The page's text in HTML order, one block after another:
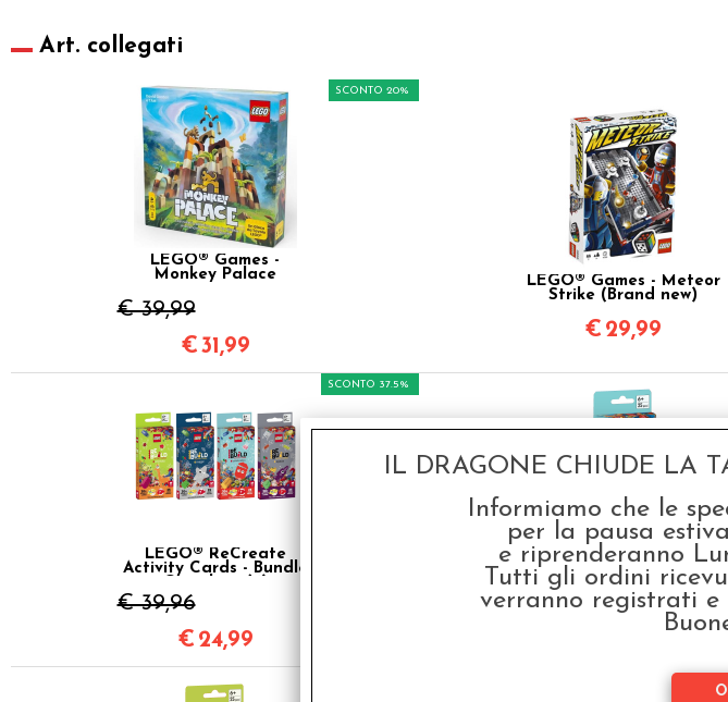
Art. collegati
LEGO® Games -
Monkey Palace
€ 39,99
SCONTO 20%
€31,99
LEGO® Games - Meteor
Strike (Brand new)
€ 29,99
LEGO® ReCreate
Activity Cards - Bundle
€ 39,96
SCONTO 37.5%
€ 24,99
LEGO® ReCreate
Activity Cards - Party
€ 9,99
IL DRAGONE CHIUDE LA
Informiamo che le
per la pausa
e riprenderanno
Tutti gli ordini
verranno registrati